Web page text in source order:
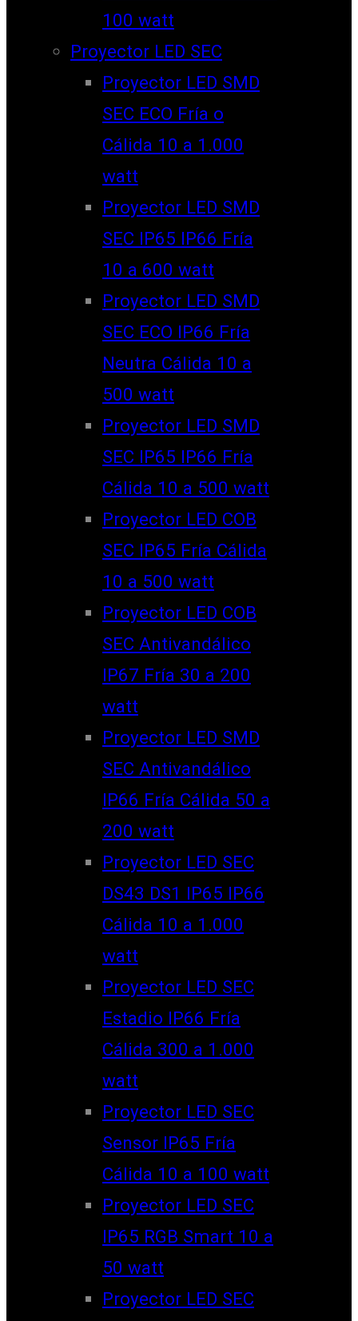
100 watt
Proyector LED SEC
Proyector LED SMD
SEC ECO Fría o
Cálida 10 a 1.000
watt
Proyector LED SMD
SEC IP65 IP66 Fría
10 a 600 watt
Proyector LED SMD
SEC ECO IP66 Fría
Neutra Cálida 10 a
500 watt
Proyector LED SMD
SEC IP65 IP66 Fría
Cálida 10 a 500 watt
Proyector LED COB
SEC IP65 Fría Cálida
10 a 500 watt
Proyector LED COB
SEC Antivandálico
IP67 Fría 30 a 200
watt
Proyector LED SMD
SEC Antivandálico
IP66 Fría Cálida 50 a
200 watt
Proyector LED SEC
DS43 DS1 IP65 IP66
Cálida 10 a 1.000
watt
Proyector LED SEC
Estadio IP66 Fría
Cálida 300 a 1.000
watt
Proyector LED SEC
Sensor IP65 Fría
Cálida 10 a 100 watt
Proyector LED SEC
IP65 RGB Smart 10 a
50 watt
Proyector LED SEC